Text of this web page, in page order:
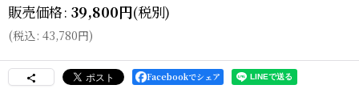
販売価格: 39,800円(税別)
(税込: 43,780円)
Facebookでシェア